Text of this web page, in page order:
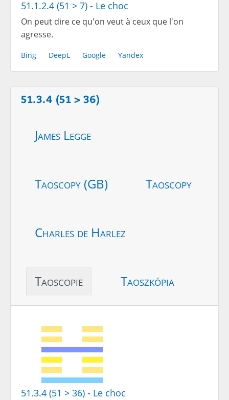
51.1.2.4 (51 > 7) - Le choc
On peut dire ce qu'on veut à ceux que l'on
agresse.
Bing DeepL Google Yandex
51.3.4 (51 > 36)
James Legge
Taoscopy (GB) Taoscopy
Charles de Harlez
Taoscopie Taoszkópia
51.3.4 (51 > 36) - Le choc